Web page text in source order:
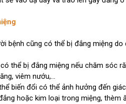
bệnh cũng có thể bị đắng miệng do
có thể bị đắng miệng nếu chăm sóc
viêm nướu,...
biến đổi có thể ảnh hưởng đến
hoặc kim loại trong miệng, thèm